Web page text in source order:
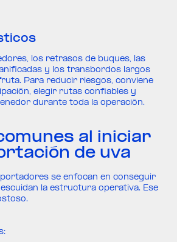
los retrasos de buques, las
y los transbordos largos
Para reducir riesgos, conviene
elegir rutas confiables y
durante toda la operación.
al iniciar
de uva
se enfocan en conseguir
la estructura operativa. Ese